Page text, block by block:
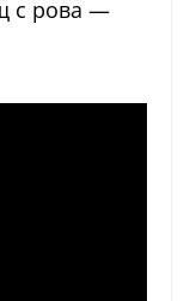
с рова —